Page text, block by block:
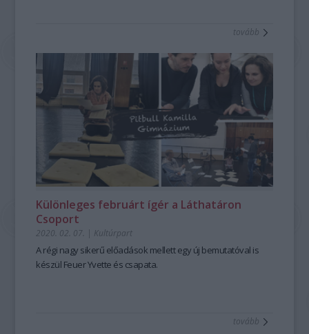
tovább
Különleges februárt ígér a Láthatáron
Csoport
2020. 02. 07. | Kultúrpart
A régi nagy sikerű előadások mellett egy új bemutatóval is
készül Feuer Yvette és csapata.
tovább